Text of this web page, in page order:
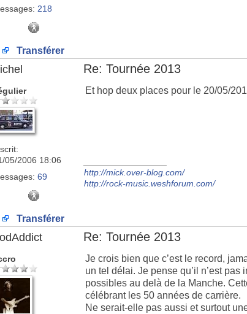
218
Transférer
Re: Tournée 2013
05/2006 18:06
69
Et hop deux places pour le 20/05/
http://mick.over-blog.com/
http://rock-music.weshforum.com/
Transférer
Re: Tournée 2013
Je crois bien que c’est le record,
un tel délai. Je pense qu’il n’est
possibles au delà de la Manche.
célébrant les 50 années de carrière.
Ne serait-elle pas aussi et surtout